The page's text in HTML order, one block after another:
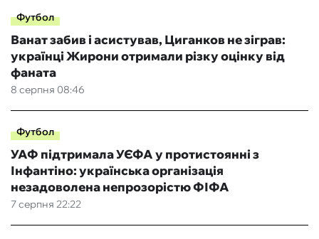
Футбол
8 серпня 08:46
Ванат забив і асистував, Циганков не зіграв:
українці Жирони отримали різку оцінку від
фаната
Футбол
7 серпня 22:22
УАФ підтримала УЄФА у протистоянні з
Інфантіно: українська організація
незадоволена непрозорістю ФІФА